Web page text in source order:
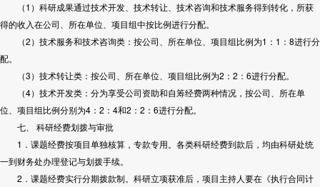
（1）科研成果通过技术开发、技术转让、技术咨询和技术服务得到转化，所获
得的收入在公司、所在单位、项目组中按比例进行分配。
（2）技术服务和技术咨询类：按公司、所在单位、项目组比例为1：1：8进行分
配。
（3）技术转让类：按公司、所在单位、项目组比例为2：2：6进行分配。
（4）技术开发类：分为享受公司资助和自筹经费两种情况，按公司、所在单
位、项目组比例分别为4：2：4和2：2：6进行分配。
七、 科研经费划拨与审批
1．课题经费按项目单独核算，专款专用。各类科研经费到款后，均由科研处统
一到财务处办理登记与划拨手续。
2．课题经费实行分期拨款制。科研立项获准后，项目主持人要在《执行合同计